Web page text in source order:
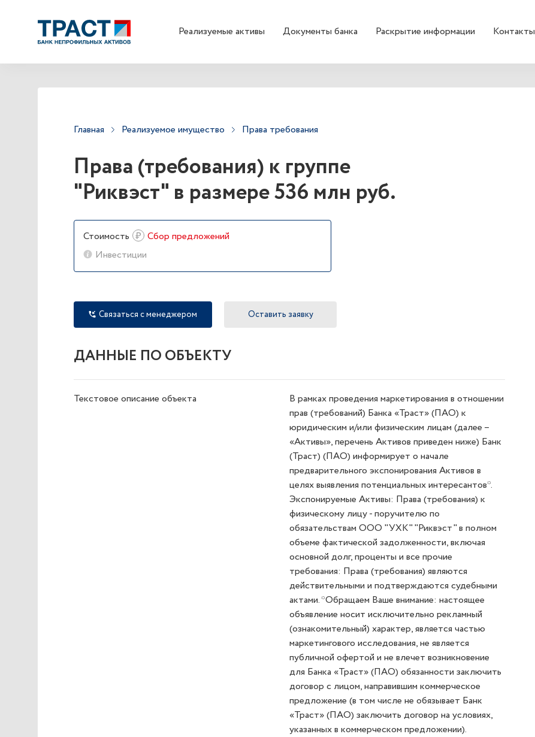
Реализуемые активы Документы банка Раскрытие информации Контакты
Главная Реализуемое имущество Права требования
Права (требования) к группе
"Риквэст" в размере 536 млн руб.
Стоимость ₽ Сбор предложений
Инвестиции
Связаться с менеджером Оставить заявку
ДАННЫЕ ПО ОБЪЕКТУ
Текстовое описание объекта
В рамках проведения маркетирования в отношении
прав (требований) Банка «Траст» (ПАО) к
юридическим и/или физическим лицам (далее –
«Активы», перечень Активов приведен ниже) Банк
(Траст) (ПАО) информирует о начале
предварительного экспонирования Активов в
целях выявления потенциальных интересантов*.
Экспонируемые Активы: Права (требования) к
физическому лицу - поручителю по
обязательствам ООО "УХК" "Риквэст" в полном
объеме фактической задолженности, включая
основной долг, проценты и все прочие
требования: Права (требования) являются
действительными и подтверждаются судебными
актами. *Обращаем Ваше внимание: настоящее
объявление носит исключительно рекламный
(ознакомительный) характер, является частью
маркетингового исследования, не является
публичной офертой и не влечет возникновение
для Банка «Траст» (ПАО) обязанности заключить
договор с лицом, направившим коммерческое
предложение (в том числе не обязывает Банк
«Траст» (ПАО) заключить договор на условиях,
указанных в коммерческом предложении).